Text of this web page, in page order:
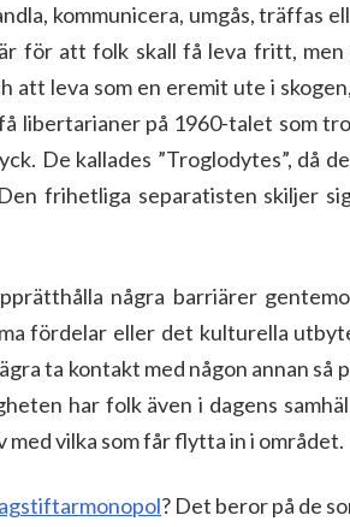
kommunicera, umgås, träffas
för att folk skall få leva fritt,
att leva som en eremit ute i
libertarianer på 1960-talet som
De kallades ”Troglodytes”, då
frihetliga separatisten skiljer
några barriärer
fördelar eller det kulturella
ta kontakt med någon annan så
har folk även i dagens
vilka som får flytta in i området.
? Det beror på de